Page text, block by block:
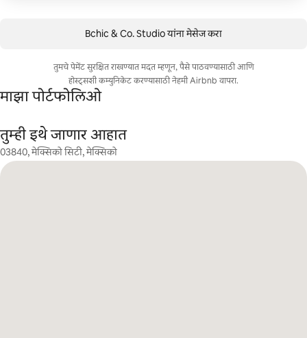
Bchic & Co. Studio यांना मेसेज करा
तुमचे पेमेंट सुरक्षित राखण्यात मदत म्हणून, पैसे पाठवण्यासाठी आणि
होस्ट्सशी कम्युनिकेट करण्यासाठी नेहमी Airbnb वापरा.
माझा पोर्टफोलिओ
तुम्ही इथे जाणार आहात
03840, मेक्सिको सिटी, मेक्सिको